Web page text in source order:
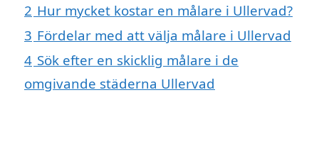
2 Hur mycket kostar en målare i Ullervad?
3 Fördelar med att välja målare i Ullervad
4 Sök efter en skicklig målare i de
omgivande städerna Ullervad